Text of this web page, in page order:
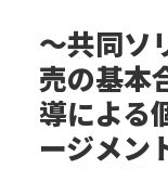
〜共同ソ
売の基本
導による
ージメン